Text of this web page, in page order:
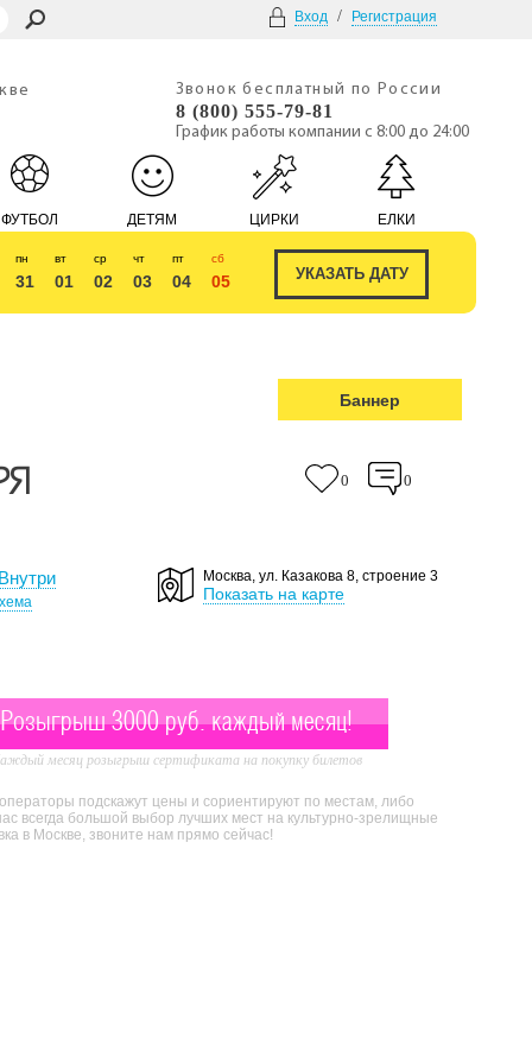
Вход / Регистрация
Звонок бесплатный по России
8 (800) 555-79-81
График работы компании с 8:00 до 24:00
ФУТБОЛ ДЕТЯМ ЦИРКИ ЕЛКИ
пн
31
вт
01
ср
02
чт
03
пт
04
сб
05
Баннер
0 0
Москва, ул. Казакова 8, строение 3
Показать на карте
Розыгрыш 3000 руб. каждый месяц!
месяц розыгрыш сертификата на покупку билетов
подскажут цены и сориентируют по местам, либо
всегда большой выбор лучших мест на культурно-зрелищные
в Москве, звоните нам прямо сейчас!